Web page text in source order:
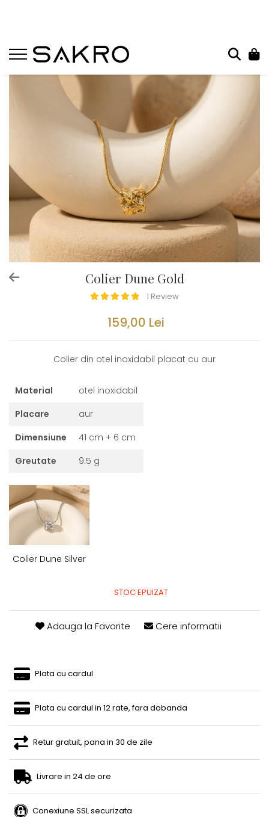
Charms
Pandantive
Cercei
Bratari
Coliere
Colier Dune Gold
1 Review
159,00 Lei
Colier din otel inoxidabil placat cu aur
Material
otel inoxidabil
Placare
aur
Dimensiune
41 cm + 6 cm
Greutate
9.5 g
Colier Dune Silver
STOC EPUIZAT
Adauga la Favorite Cere informatii
Plata cu cardul
Plata cu cardul in 12 rate, fara dobanda
Retur gratuit, pana in 30 de zile
Livrare in 24 de ore
Conexiune SSL securizata